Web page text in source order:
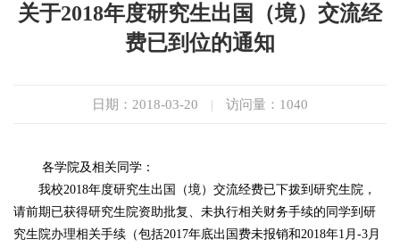
关于2018年度研究生出国（境）交流经
费已到位的通知
日期：2018-03-20 | 访问量： 1040
各学院及相关同学：
我校2018年度研究生出国（境）交流经费已下拨到研究生院，
请前期已获得研究生院资助批复、未执行相关财务手续的同学到研
究生院办理相关手续（包括2017年底出国费未报销和2018年1月-3月